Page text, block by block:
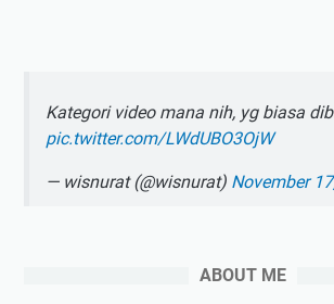
Kategori video mana nih, yg biasa
pic.twitter.com/LWdUBO3OjW
— wisnurat (@wisnurat) November
ABOUT ME